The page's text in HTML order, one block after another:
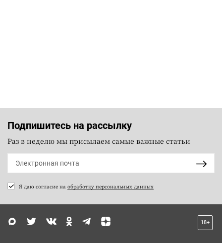
Подпишитесь на рассылку
Раз в неделю мы присылаем самые важные статьи
Я даю согласие на обработку персональных данных
18+